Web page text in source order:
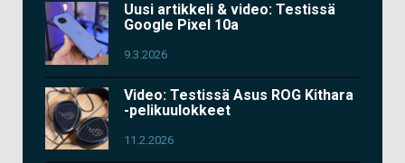
Uusi artikkeli & video: Testissä
Google Pixel 10a
9.3.2026
Video: Testissä Asus ROG Kithara
-pelikuulokkeet
11.2.2026